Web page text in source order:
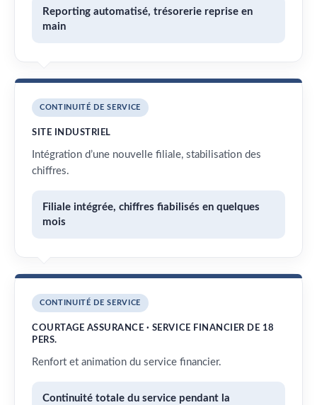
Reporting automatisé, trésorerie reprise en
main
CONTINUITÉ DE SERVICE
SITE INDUSTRIEL
Intégration d’une nouvelle filiale, stabilisation des
chiffres.
Filiale intégrée, chiffres fiabilisés en quelques
mois
CONTINUITÉ DE SERVICE
COURTAGE ASSURANCE · SERVICE FINANCIER DE 18
PERS.
Renfort et animation du service financier.
Continuité totale du service pendant la